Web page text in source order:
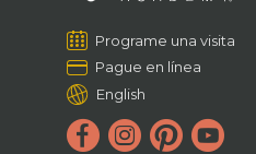
Programe una visita
Pague en línea
English